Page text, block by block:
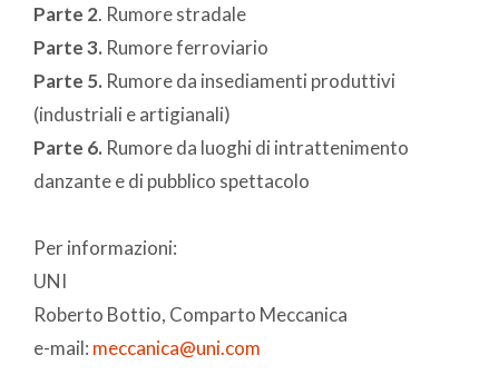
Parte 2. Rumore stradale
Parte 3. Rumore ferroviario
Parte 5. Rumore da insediamenti produttivi
(industriali e artigianali)
Parte 6. Rumore da luoghi di intrattenimento
danzante e di pubblico spettacolo
Per informazioni:
UNI
Roberto Bottio, Comparto Meccanica
e-mail: meccanica@uni.com